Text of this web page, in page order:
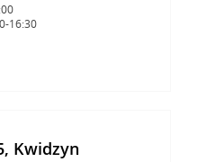
16:30
Kwidzyn